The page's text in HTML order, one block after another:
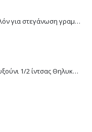
Facot Ειδική ταινία Τεφλόν για στεγάνωση γραμμών αερίου 12m
Υδρογκάζ Ρακόρ με ρουξούνι 1/2 ίντσας Θηλυκό Δεξιόστροφο για σύνδεση συσκευών με λάστιχο υγραερίου 8mm